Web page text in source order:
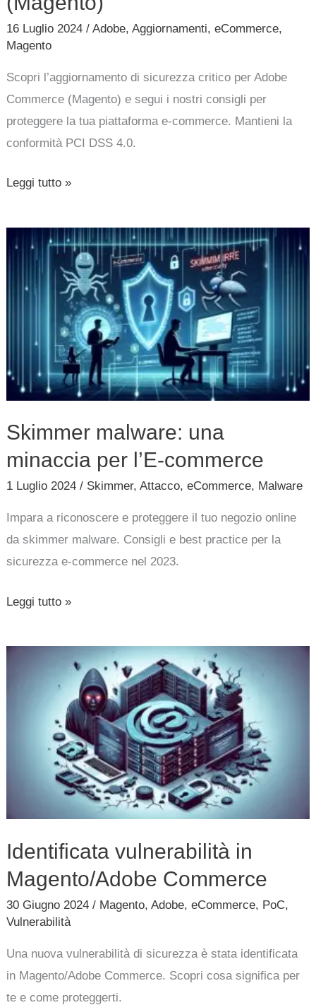
16 Luglio 2024/Adobe,Aggiornamenti,eCommerce,
Magento
Scopri l’aggiornamento di sicurezza critico per Adobe
Commerce (Magento) e segui i nostri consigli per
proteggere la tua piattaforma e-commerce. Mantieni la
conformità PCI DSS 4.0.
Leggi tutto »
Skimmer malware: una
minaccia per l’E-commerce
1 Luglio 2024/ Skimmer,Attacco,eCommerce, Malware
Impara a riconoscere e proteggere il tuo negozio online
da skimmer malware. Consigli e best practice per la
sicurezza e-commerce nel 2023.
Skimmer
malware:
commerce
Leggi tutto »
Identificata vulnerabilità in
Magento/Adobe Commerce
30 Giugno 2024/ Magento,Adobe,eCommerce, PoC,
Vulnerabilità
Una nuova vulnerabilità di sicurezza è stata identificata
in Magento/Adobe Commerce. Scopri cosa significa per
te e come proteggerti.
Magento/Adobe
Commerce